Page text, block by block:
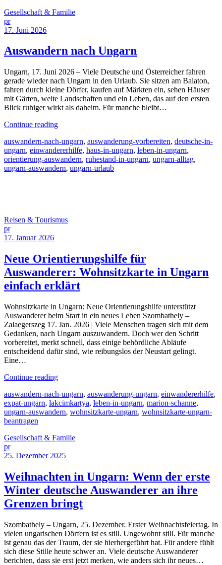
Gesellschaft & Familie
pr
17. Juni 2026
Auswandern nach Ungarn
Ungarn, 17. Juni 2026 – Viele Deutsche und Österreicher fahren
gerade wieder nach Ungarn in den Urlaub. Sie sitzen am Balaton,
fahren durch kleine Dörfer, kaufen auf Märkten ein, sehen Häuser
mit Gärten, weite Landschaften und ein Leben, das auf den ersten
Blick ruhiger wirkt als daheim. Für manche bleibt…
Continue reading
auswandern-nach-ungarn, auswanderung-vorbereiten, deutsche-in-
ungarn, einwandererhilfe, haus-in-ungarn, leben-in-ungarn,
orientierung-auswandern, ruhestand-in-ungarn, ungarn-alltag,
ungarn-auswandern, ungarn-urlaub
Reisen & Tourismus
pr
17. Januar 2026
Neue Orientierungshilfe für
Auswanderer: Wohnsitzkarte in Ungarn
einfach erklärt
Wohnsitzkarte in Ungarn: Neue Orientierungshilfe unterstützt
Auswanderer beim Start in ein neues Leben Szombathely –
Zalaegerszeg 17. Jan. 2026 | Viele Menschen tragen sich mit dem
Gedanken, nach Ungarn auszuwandern. Doch wer den Schritt
vorbereitet, merkt schnell, dass einige behördliche Abläufe
entscheidend dafür sind, wie reibungslos der Neustart gelingt.
Eine…
Continue reading
auswandern-nach-ungarn, auswanderung-ungarn, einwandererhilfe,
expat-ungarn, lakcimkartya, leben-in-ungarn, marion-schanne,
ungarn-auswandern, wohnsitzkarte-ungarn, wohnsitzkarte-ungarn-
beantragen
Gesellschaft & Familie
pr
25. Dezember 2025
Weihnachten in Ungarn: Wenn der erste
Winter deutsche Auswanderer an ihre
Grenzen bringt
Szombathely – Ungarn, 25. Dezember. Erster Weihnachtsfeiertag. In
vielen ungarischen Dörfern ist es still. Ungewohnt still. Für manche
ist genau das der Traum, der sie hierhergeführt hat. Für andere fühlt
sich diese Stille heute schwer an. Viele deutsche Auswanderer
berichten, dass sie erst jetzt merken, wie anders sich ihr neues…